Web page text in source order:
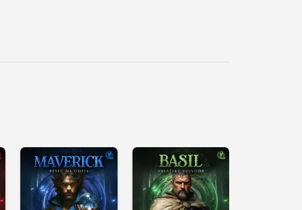
Přehrát
ukázku